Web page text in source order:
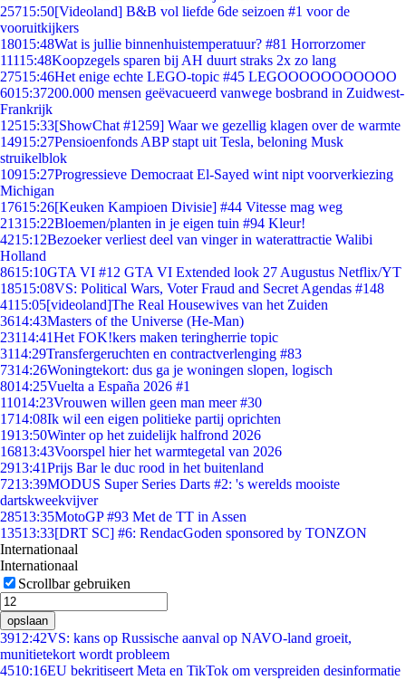
25715:50[Videoland] B&B vol liefde 6de seizoen #1 voor de
vooruitkijkers
18015:48Wat is jullie binnenhuistemperatuur? #81 Horrorzomer
11115:48Koopzegels sparen bij AH duurt straks 2x zo lang
27515:46Het enige echte LEGO-topic #45 LEGOOOOOOOOOOO
6015:37200.000 mensen geëvacueerd vanwege bosbrand in Zuidwest-
Frankrijk
12515:33[ShowChat #1259] Waar we gezellig klagen over de warmte
14915:27Pensioenfonds ABP stapt uit Tesla, beloning Musk
struikelblok
10915:27Progressieve Democraat El-Sayed wint nipt voorverkiezing
Michigan
17615:26[Keuken Kampioen Divisie] #44 Vitesse mag weg
21315:22Bloemen/planten in je eigen tuin #94 Kleur!
4215:12Bezoeker verliest deel van vinger in waterattractie Walibi
Holland
8615:10GTA VI #12 GTA VI Extended look 27 Augustus Netflix/YT
18515:08VS: Political Wars, Voter Fraud and Secret Agendas #148
4115:05[videoland]The Real Housewives van het Zuiden
3614:43Masters of the Universe (He-Man)
23114:41Het FOK!kers maken teringherrie topic
3114:29Transfergeruchten en contractverlenging #83
7314:26Woningtekort: dus ga je woningen slopen, logisch
8014:25Vuelta a España 2026 #1
11014:23Vrouwen willen geen man meer #30
1714:08Ik wil een eigen politieke partij oprichten
1913:50Winter op het zuidelijk halfrond 2026
16813:43Voorspel hier het warmtegetal van 2026
2913:41Prijs Bar le duc rood in het buitenland
7213:39MODUS Super Series Darts #2: 's werelds mooiste
dartskweekvijver
28513:35MotoGP #93 Met de TT in Assen
13513:33[DRT SC] #6: RendacGoden sponsored by TONZON
Internationaal
Internationaal
Scrollbar gebruiken
opslaan
3912:42VS: kans op Russische aanval op NAVO-land groeit,
munitietekort wordt probleem
4510:16EU bekritiseert Meta en TikTok om verspreiden desinformatie